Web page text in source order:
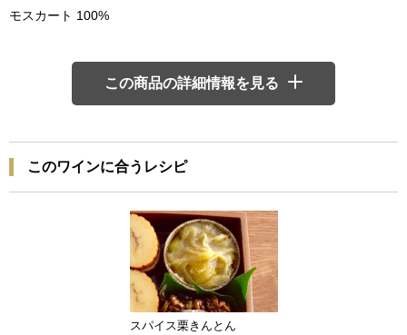
モスカート 100%
この商品の詳細情報を見る
このワインに合うレシピ
スパイス栗きんとん